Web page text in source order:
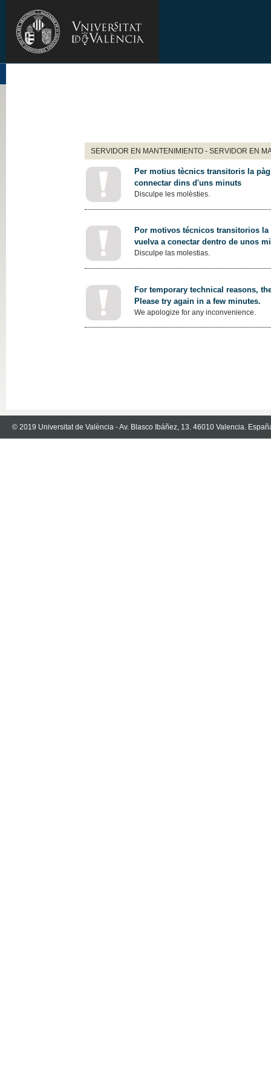
SERVIDOR EN MANTENIMIENTO - SERVIDOR EN
Per motius tècnics transitoris la
connectar dins d'uns minuts
Disculpe les molèsties.
Por motivos técnicos transitorios
vuelva a conectar dentro de unos
Disculpe las molestias.
For temporary technical reasons,
Please try again in a few minutes.
We apologize for any inconvenience.
© 2019 Universitat de València - Av. Blasco Ibáñez, 13. 46010 Valencia.